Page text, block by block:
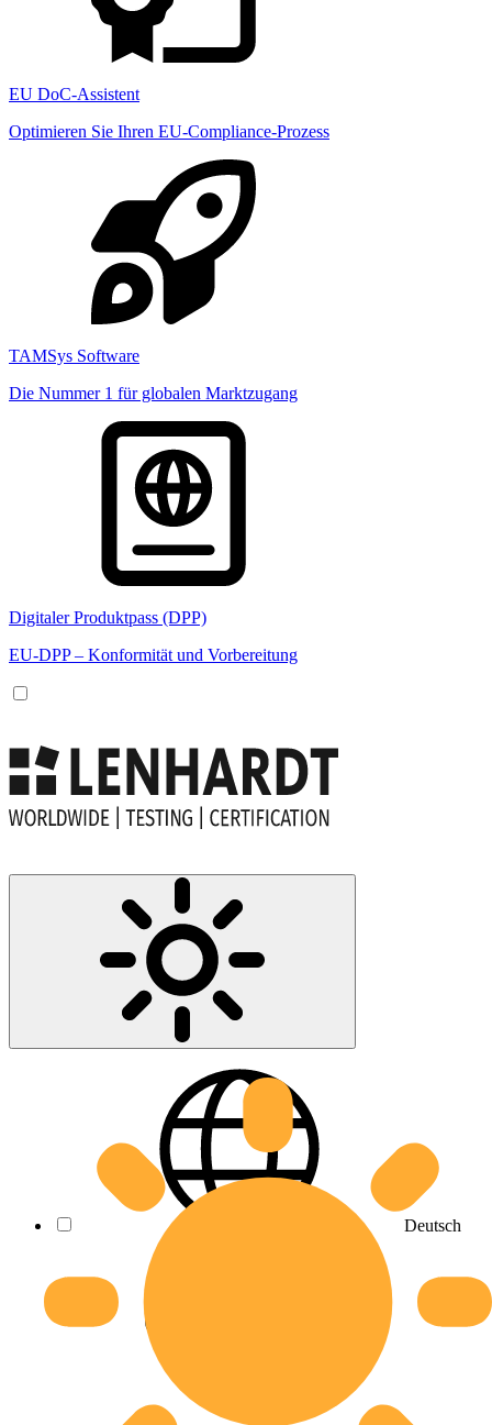
EU DoC-Assistent
Optimieren Sie Ihren EU-Compliance-Prozess
TAMSys Software
Die Nummer 1 für globalen Marktzugang
Digitaler Produktpass (DPP)
EU-DPP – Konformität und Vorbereitung
Deutsch